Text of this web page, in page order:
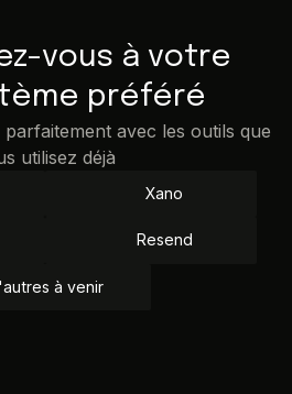
vous à votre
préféré
avec les outils que
utilisez déjà
Xano
Resend
à venir